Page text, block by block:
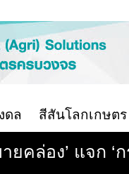
ดล สีสันโลกเกษตร
คล่อง’ แจก ‘